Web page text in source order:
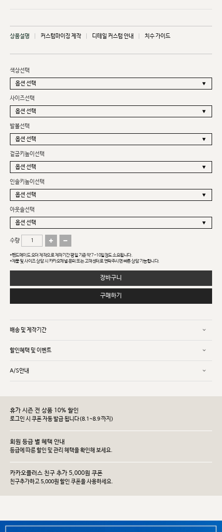
상품설명 커스텀마이징 제작 디테일 커스텀 안내 치수 가이드
색상선택
사이즈선택
발볼선택
겉굽키높이선택
인솔키높이선택
아웃솔선택
수량
*핸드메이드 오더 제작으로 제작기간 평일 기준 약 7~10일정도 소요됩니다.
*제품 및 사이즈 상담 시 카카오채널 문의 또는 고객센터로 연락주시면 빠른 상담 가능합니다.
장바구니
구매하기
배송 및 제작기간
할인혜택 및 이벤트
A/S안내
휴가 시즌 전 상품 10% 할인
로그인 시 쿠폰 자동 발급 됩니다(8.1~8.9 까지)
회원 등급 별 혜택 안내
등급에 따른 할인 및 관리 헤택을 확인해 보세요.
카카오플러스 친구 추가 5,000원 쿠폰
친구추가하고 5,000원 할인 쿠폰을 사용하세요.